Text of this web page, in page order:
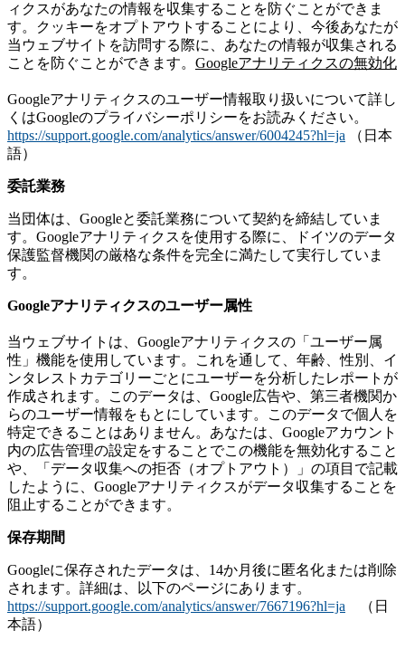
ィクスがあなたの情報を収集することを防ぐことができま
す。クッキーをオプトアウトすることにより、今後あなたが
当ウェブサイトを訪問する際に、あなたの情報が収集される
ことを防ぐことができます。 Googleアナリティクスの無効化
Googleアナリティクスのユーザー情報取り扱いについて詳し
くはGoogleのプライバシーポリシーをお読みください。
https://support.google.com/analytics/answer/6004245?hl=ja （日本
語）
委託業務
当団体は、Googleと委託業務について契約を締結していま
す。Googleアナリティクスを使用する際に、ドイツのデータ
保護監督機関の厳格な条件を完全に満たして実行していま
す。
Googleアナリティクスのユーザー属性
当ウェブサイトは、Googleアナリティクスの「ユーザー属
性」機能を使用しています。これを通して、年齢、性別、イ
ンタレストカテゴリーごとにユーザーを分析したレポートが
作成されます。このデータは、Google広告や、第三者機関か
らのユーザー情報をもとにしています。このデータで個人を
特定できることはありません。あなたは、Googleアカウント
内の広告管理の設定をすることでこの機能を無効化すること
や、「データ収集への拒否（オプトアウト）」の項目で記載
したように、Googleアナリティクスがデータ収集することを
阻止することができます。
保存期間
Googleに保存されたデータは、14か月後に匿名化または削除
されます。詳細は、以下のページにあります。
https://support.google.com/analytics/answer/7667196?hl=ja （日
本語）